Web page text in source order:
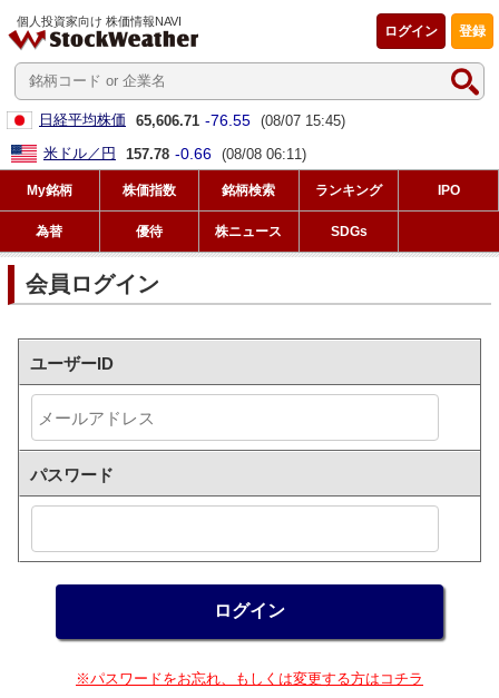
個人投資家向け 株価情報NAVI
登録
ログイン
日経平均株価 65,606.71 -76.55 (08/07 15:45)
米ドル／円
157.78 -0.66 (08/08 06:11)
My銘柄 株価指数 銘柄検索 ランキング IPO
為替 優待 株ニュース SDGs
会員ログイン
ユーザーID
パスワード
※パスワードをお忘れ、もしくは変更する方はコチラ